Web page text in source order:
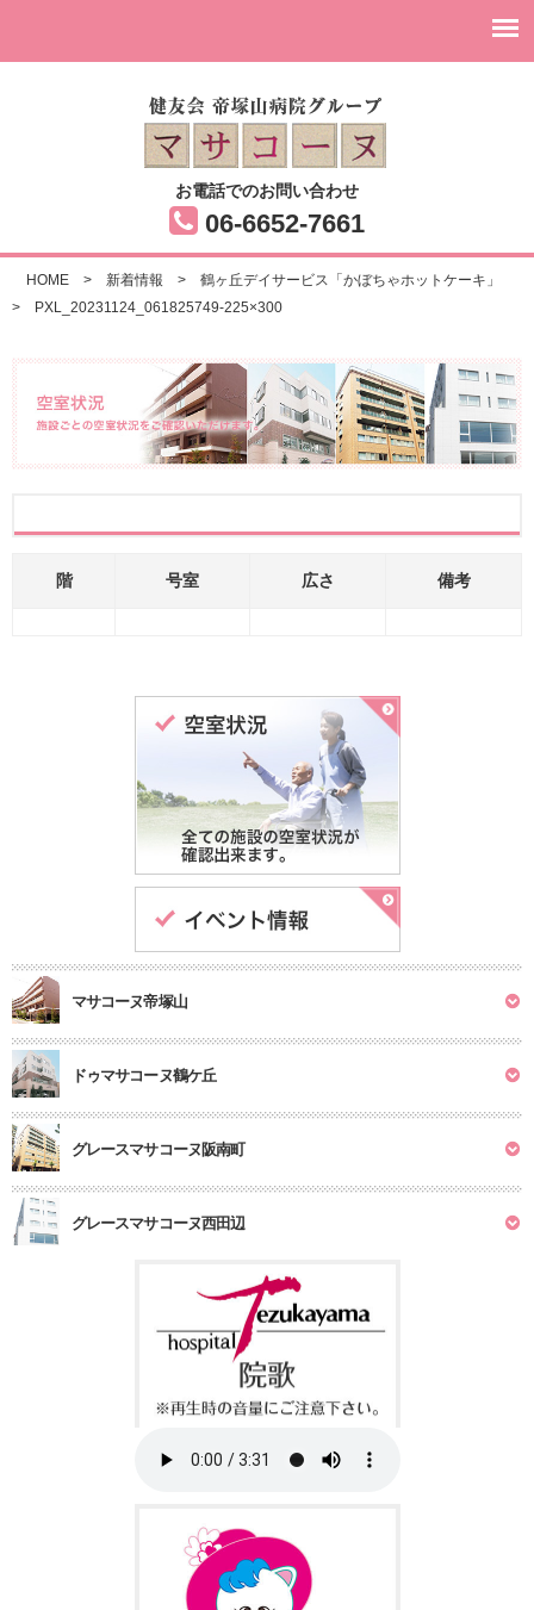
お電話でのお問い合わせ
06-6652-7661
HOME > 新着情報 >
鶴ヶ丘デイサービス「かぼちゃホットケーキ」
>
PXL_20231124_061825749-225×300
階 号室 広さ 備考
マサコーヌ帝塚山
ドゥマサコーヌ鶴ケ丘
グレースマサコーヌ阪南町
グレースマサコーヌ西田辺